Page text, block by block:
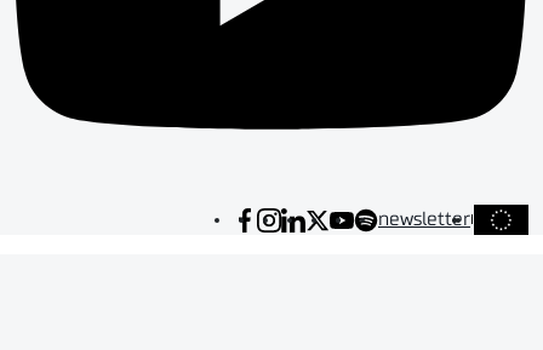
newsletter